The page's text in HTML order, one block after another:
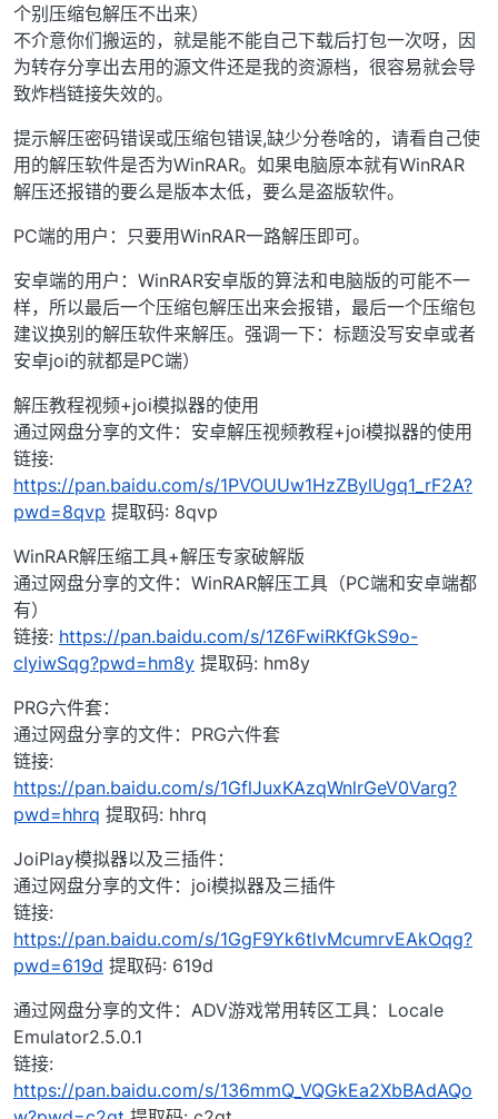
个别压缩包解压不出来）
不介意你们搬运的，就是能不能自己下载后打包一次呀，因
为转存分享出去用的源文件还是我的资源档，很容易就会导
致炸档链接失效的。
提示解压密码错误或压缩包错误,缺少分卷啥的，请看自己使
用的解压软件是否为WinRAR。如果电脑原本就有WinRAR
解压还报错的要么是版本太低，要么是盗版软件。
PC端的用户：只要用WinRAR一路解压即可。
安卓端的用户：WinRAR安卓版的算法和电脑版的可能不一
样，所以最后一个压缩包解压出来会报错，最后一个压缩包
建议换别的解压软件来解压。强调一下：标题没写安卓或者
安卓joi的就都是PC端）
解压教程视频+joi模拟器的使用
通过网盘分享的文件：安卓解压视频教程+joi模拟器的使用
链接:
https://pan.baidu.com/s/1PVOUUw1HzZBylUgq1_rF2A?
pwd=8qvp 提取码: 8qvp
WinRAR解压缩工具+解压专家破解版
通过网盘分享的文件：WinRAR解压工具（PC端和安卓端都
有）
链接: https://pan.baidu.com/s/1Z6FwiRKfGkS9o-
cIyiwSqg?pwd=hm8y 提取码: hm8y
PRG六件套：
通过网盘分享的文件：PRG六件套
链接:
https://pan.baidu.com/s/1GflJuxKAzqWnlrGeV0Varg?
pwd=hhrq 提取码: hhrq
JoiPlay模拟器以及三插件：
通过网盘分享的文件：joi模拟器及三插件
链接:
https://pan.baidu.com/s/1GgF9Yk6tlvMcumrvEAkOqg?
pwd=619d 提取码: 619d
通过网盘分享的文件：ADV游戏常用转区工具：Locale
Emulator2.5.0.1
链接:
https://pan.baidu.com/s/136mmQ_VQGkEa2XbBAdAQo